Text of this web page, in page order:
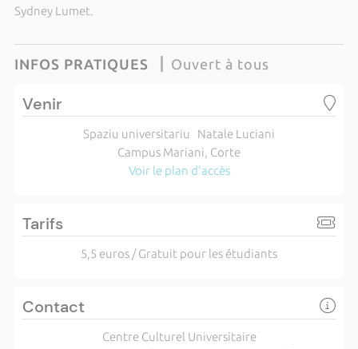
Sydney Lumet.
INFOS PRATIQUES Ouvert à tous
Venir
Spaziu universitariu Natale Luciani
Campus Mariani, Corte
Voir le plan d'accès
Tarifs
5,5 euros / Gratuit pour les étudiants
Contact
Centre Culturel Universitaire